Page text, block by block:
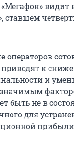
видит
ставшем
операторов
приводят к
и
значимым
быть не в
для